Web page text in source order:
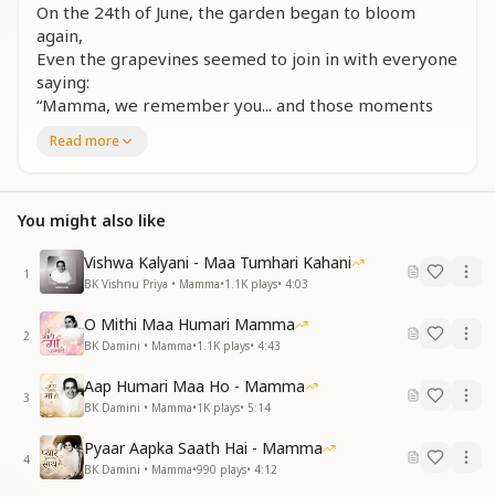
On the 24th of June, the garden began to bloom
again,
Even the grapevines seemed to join in with everyone
saying:
“Mamma, we remember you... and those moments
Mamma, your memory has returned to us today.
मंदिर में देखी मूर्त, उसमें भी तेरी सूरत
जगराते भी सुनाते, माँ है तेरी ज़रूरत
भक्तों की टोली गाई, माँ तेरी याद आई
बच्चों की टोली गाई, माँ तेरी याद आई
We saw a statue in a temple, and in it we saw your
image.
Even devotional gatherings says—"Mamma, we still
need you."
The devotees sang in your memory, and so did your
spiritual children:
“Mamma, your remembrance has filled our hearts
today.”
Read more
You might also like
1
Vishwa Kalyani - Maa Tumhari Kahani
BK Vishnu Priya • Mamma•1.1K plays• 4:03
2
O Mithi Maa Humari Mamma
BK Damini • Mamma•1.1K plays• 4:43
3
Aap Humari Maa Ho - Mamma
BK Damini • Mamma•1K plays• 5:14
4
Pyaar Aapka Saath Hai - Mamma
BK Damini • Mamma•990 plays• 4:12